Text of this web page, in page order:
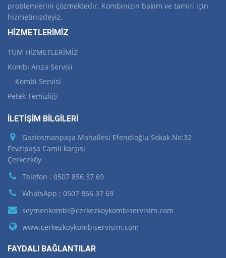
problemlerini çözmektedir. Kombinizin bakım ve tamiri için
hizmetinizdeyiz.
HİZMETLERİMİZ
TÜM HİZMETLERİMİZ
Kombi Arıza Servisi
Kombi Servisi
Petek Temizliği
İLETİŞİM BİLGİLERİ
Gaziosmanpaşa Mahallesi Efendioğlu Sokak No:32
Fevzipaşa Camii karşısı
Çerkezköy
Telefon : 0507 856 37 69
WhatsApp : 0507 856 37 69
seymenkombi@cerkezkoykombiservisim.com
www.cerkezkoykombiservisim.com
FAYDALI BAĞLANTILAR